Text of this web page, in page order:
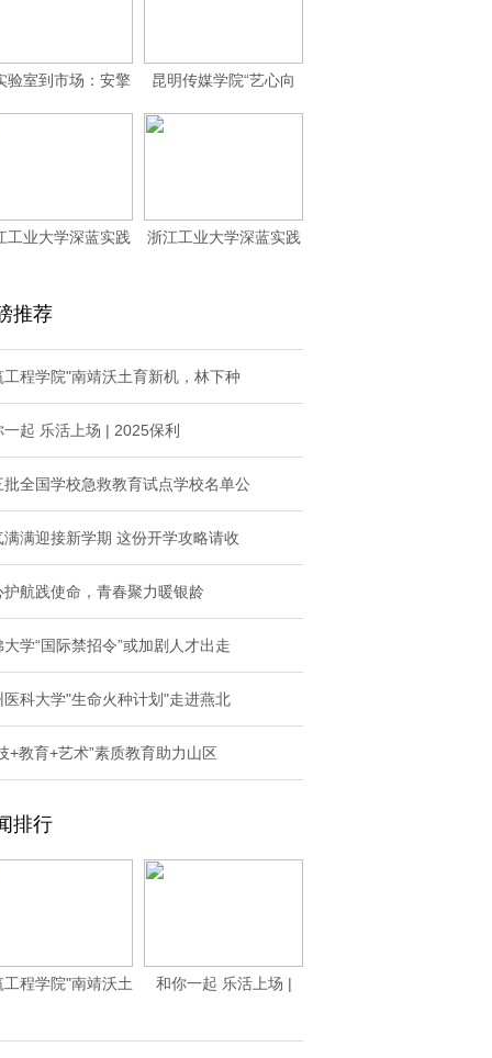
验室到市场：安擎
智联的Secur
昆明传媒学院“艺心向
上”实践团勐腊行
工业大学深蓝实践
浙江工业大学深蓝实践
推荐
工程学院"南靖沃土育新机，林下种
一起 乐活上场 | 2025保利
批全国学校急救教育试点学校名单公
满满迎接新学期 这份开学攻略请收
护航践使命，青春聚力暖银龄
大学“国际禁招令”或加剧人才出走
医科大学"生命火种计划"走进燕北
+教育+艺术”素质教育助力山区
排行
工程学院"南靖沃土
和你一起 乐活上场 |